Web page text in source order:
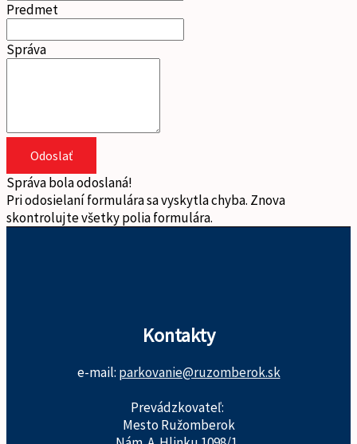
Predmet
Správa
Odoslať
Správa bola odoslaná!
Pri odosielaní formulára sa vyskytla chyba. Znova
skontrolujte všetky polia formulára.
Kontakty
e-mail: parkovanie@ruzomberok.sk
Prevádzkovateľ:
Mesto Ružomberok